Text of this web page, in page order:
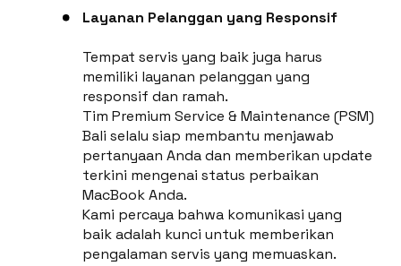
Layanan Pelanggan yang Responsif
Tempat servis yang baik juga harus
memiliki layanan pelanggan yang
responsif dan ramah.
Tim Premium Service & Maintenance (PSM)
Bali selalu siap membantu menjawab
pertanyaan Anda dan memberikan update
terkini mengenai status perbaikan
MacBook Anda.
Kami percaya bahwa komunikasi yang
baik adalah kunci untuk memberikan
pengalaman servis yang memuaskan.